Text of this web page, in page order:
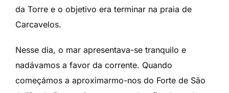
da Torre e o objetivo era terminar na praia de
Carcavelos.
Nesse dia, o mar apresentava-se tranquilo e
nadávamos a favor da corrente. Quando
começámos a aproximarmo-nos do Forte de São